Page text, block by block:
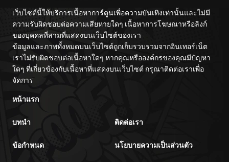
เว็บไซต์นี้ให้บริการเนื้อหาการ์ตูนเพื่อความบันเทิงเท่านั้นและไม่มี
ความรับผิดชอบต่อความเสียหายใดๆ เนื้อหาการโฆษณาหรือลิงก์
ของบุคคลที่สามที่แสดงบนเว็บไซต์ของเรา
ข้อมูลและภาพทั้งหมดบนเว็บไซต์ถูกเก็บรวบรวมจากอินเทอร์เน็ต
เราไม่รับผิดชอบต่อเนื้อหาใดๆ หากคุณหรือองค์กรของคุณมีปัญหา
ใดๆ ที่เกี่ยวข้องกับเนื้อหาที่แสดงบนเว็บไซต์ กรุณาติดต่อเราเพื่อ
จัดการ
หน้าแรก
บทนำ ติดต่อเรา
ข้อกำหนด นโยบายความเป็นส่วนตัว